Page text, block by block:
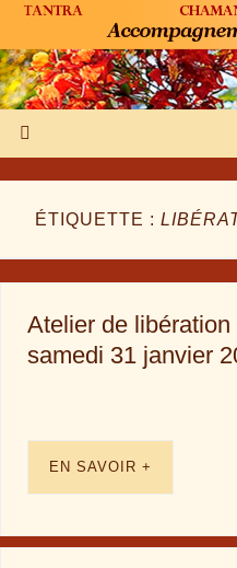
ÉTIQUETTE :
Atelier de
samedi 31 janvier
EN SAVOIR +